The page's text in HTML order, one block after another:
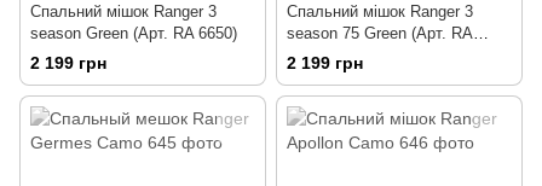
Спальний мішок Ranger 3
season Green (Арт. RA 6650)
2 199 грн
Спальний мішок Ranger 3
season 75 Green (Арт. RA
6650)
2 199 грн